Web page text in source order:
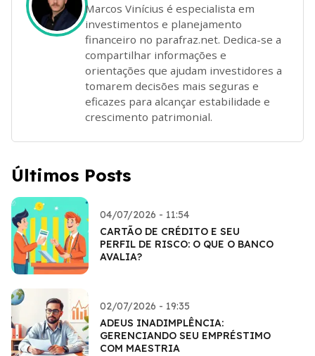
Marcos Vinícius é especialista em
investimentos e planejamento
financeiro no parafraz.net. Dedica-se a
compartilhar informações e
orientações que ajudam investidores a
tomarem decisões mais seguras e
eficazes para alcançar estabilidade e
crescimento patrimonial.
Últimos Posts
04/07/2026 - 11:54
CARTÃO DE CRÉDITO E SEU
PERFIL DE RISCO: O QUE O BANCO
AVALIA?
02/07/2026 - 19:35
ADEUS INADIMPLÊNCIA:
GERENCIANDO SEU EMPRÉSTIMO
COM MAESTRIA